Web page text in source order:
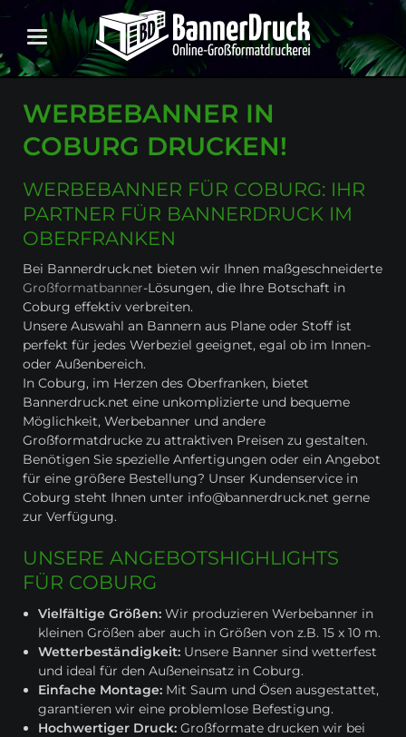
WERBEBANNER IN
COBURG DRUCKEN!
WERBEBANNER FÜR COBURG: IHR
PARTNER FÜR BANNERDRUCK IM
OBERFRANKEN
Bei Bannerdruck.net bieten wir Ihnen maßgeschneiderte
Großformatbanner-Lösungen, die Ihre Botschaft in
Coburg effektiv verbreiten.
Unsere Auswahl an Bannern aus Plane oder Stoff ist
perfekt für jedes Werbeziel geeignet, egal ob im Innen-
oder Außenbereich.
In Coburg, im Herzen des Oberfranken, bietet
Bannerdruck.net eine unkomplizierte und bequeme
Möglichkeit, Werbebanner und andere
Großformatdrucke zu attraktiven Preisen zu gestalten.
Benötigen Sie spezielle Anfertigungen oder ein Angebot
für eine größere Bestellung? Unser Kundenservice in
Coburg steht Ihnen unter info@bannerdruck.net gerne
zur Verfügung.
UNSERE ANGEBOTSHIGHLIGHTS
FÜR COBURG
Vielfältige Größen:Wir produzieren Werbebanner in
kleinen Größen aber auch in Größen von z.B. 15 x 10 m.
Wetterbeständigkeit: Unsere Banner sind wetterfest
und ideal für den Außeneinsatz in Coburg.
Einfache Montage: Mit Saum und Ösen ausgestattet,
garantieren wir eine problemlose Befestigung.
Hochwertiger Druck:Großformate drucken wir bei